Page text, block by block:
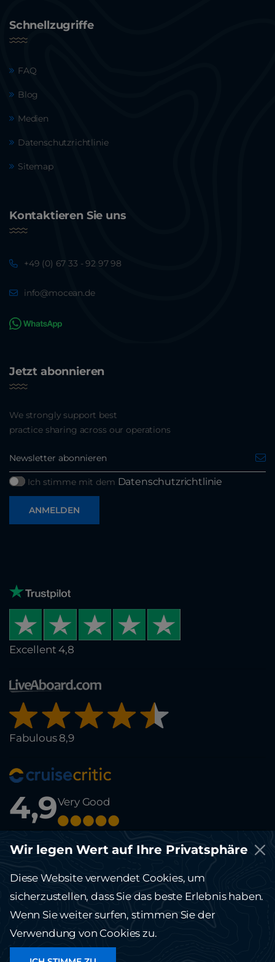
Schnellzugriffe
FAQ
Blog
Medien
Datenschutzrichtlinie
Sitemap
Kontaktieren Sie uns
+49 (0) 67 33 - 92 97 98
info@mocean.de
Jetzt abonnieren
We strongly support best
practice sharing across our operations
Ich stimme mit dem Datenschutzrichtlinie
ANMELDEN
Excellent 4,8
Fabulous 8,9
4,9Very Good
© Copyright 2012-2026 Running on Waves. All rights reserved.
This site is protected by reCAPTCHA and the Google Privacy Policy
and
Die Website running-on-waves.com dient ausschließlich Informationszwecken
und stellt kein öffentliches Angebot dar.
Bitte kontaktieren Sie unser Büro für weitere Informationen und Details.
Wir legen Wert auf Ihre Privatsphäre
Diese Website verwendet Cookies, um
sicherzustellen, dass Sie das beste Erlebnis haben.
Wenn Sie weiter surfen, stimmen Sie der
Verwendung von Cookies zu.